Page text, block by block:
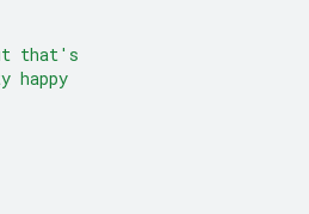
that's
happy